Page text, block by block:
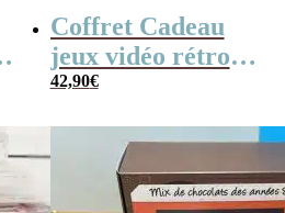
Coffret Cadeau
jeux vidéo rétro
(avec sa console de
42,90€